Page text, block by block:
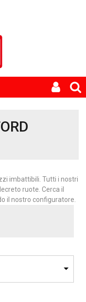
imbattibili. Tutti i nostri
ruote. Cerca il
il nostro configuratore.